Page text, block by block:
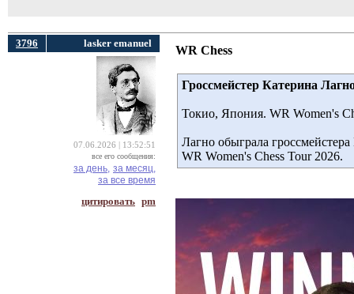
3796 lasker emanuel
07.06.2026 | 13:52:51
все его сообщения:
за день, за месяц,
за все время
цитировать pm
WR Chess
Гроссмейстер Катерина
Токио, Япония. WR Women's
Лагно обыграла
WR Women's Chess Tour 2026.